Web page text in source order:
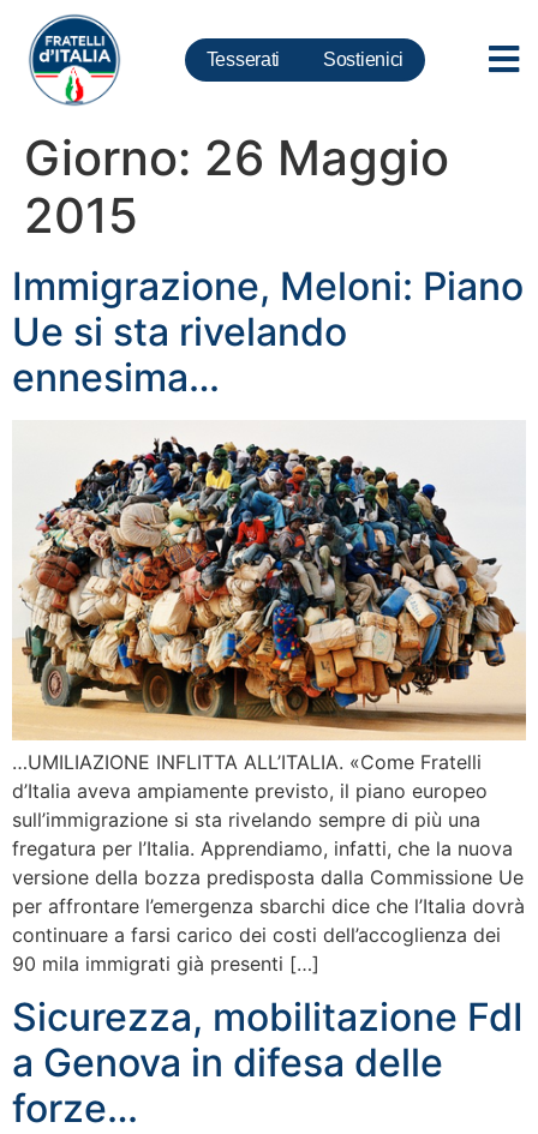
Tesserati Sostienici
Giorno: 26 Maggio
2015
Immigrazione, Meloni: Piano
Ue si sta rivelando
ennesima…
…UMILIAZIONE INFLITTA ALL’ITALIA. «Come Fratelli
d’Italia aveva ampiamente previsto‎, il piano europeo
sull’immigrazione si sta rivelando sempre di più una
fregatura per l’Italia. Apprendiamo, infatti, che la nuova
versione della bozza predisposta dalla Commissione Ue
per affrontare l’emergenza sbarchi dice che l’Italia dovrà
continuare a farsi carico dei costi dell’accoglienza dei
90 mila immigrati già presenti […]
Sicurezza, mobilitazione FdI
a Genova in difesa delle
forze…